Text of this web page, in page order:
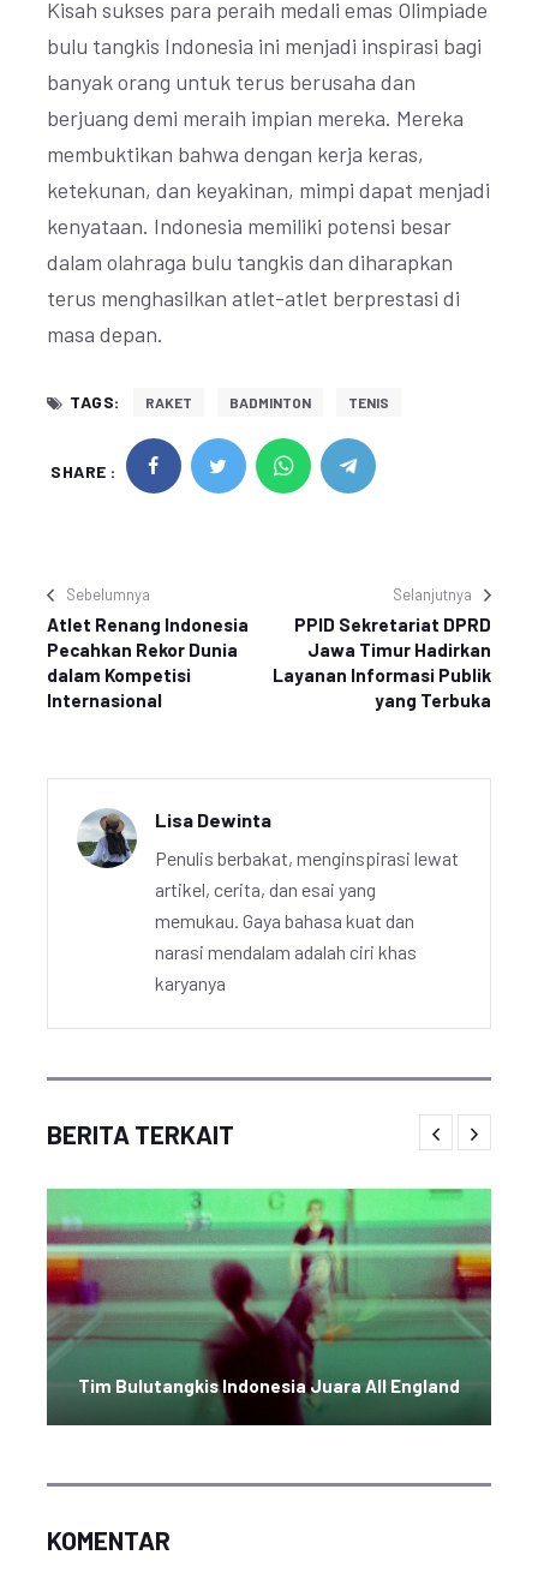
Kisah sukses para peraih medali emas Olimpiade
bulu tangkis Indonesia ini menjadi inspirasi bagi
banyak orang untuk terus berusaha dan
berjuang demi meraih impian mereka. Mereka
membuktikan bahwa dengan kerja keras,
ketekunan, dan keyakinan, mimpi dapat menjadi
kenyataan. Indonesia memiliki potensi besar
dalam olahraga bulu tangkis dan diharapkan
terus menghasilkan atlet-atlet berprestasi di
masa depan.
TAGS: RAKET BADMINTON TENIS
SHARE :
Sebelumnya
Atlet Renang Indonesia
Pecahkan Rekor Dunia
dalam Kompetisi
Internasional
Selanjutnya
PPID Sekretariat DPRD
Jawa Timur Hadirkan
Layanan Informasi Publik
yang Terbuka
Lisa Dewinta
Penulis berbakat, menginspirasi lewat
artikel, cerita, dan esai yang
memukau. Gaya bahasa kuat dan
narasi mendalam adalah ciri khas
karyanya
BERITA TERKAIT
Tim Bulutangkis Indonesia Juara All England
KOMENTAR